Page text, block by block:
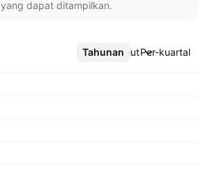
dapat ditampilkan.
Tahunan Per-kuartal
Lebih lanjut